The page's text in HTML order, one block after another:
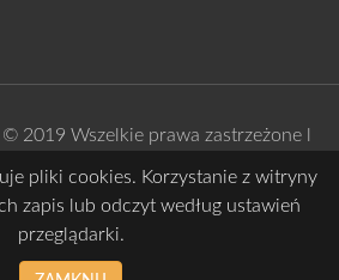
2019 Wszelkie prawa zastrzeżone l
pliki cookies. Korzystanie z witryny
zapis lub odczyt według ustawień
przeglądarki.